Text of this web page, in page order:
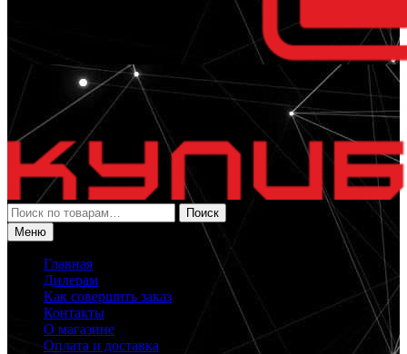
Искать:
Поиск
Меню
Главная
Дилерам
Как совершить заказ
Контакты
О магазине
Оплата и доставка